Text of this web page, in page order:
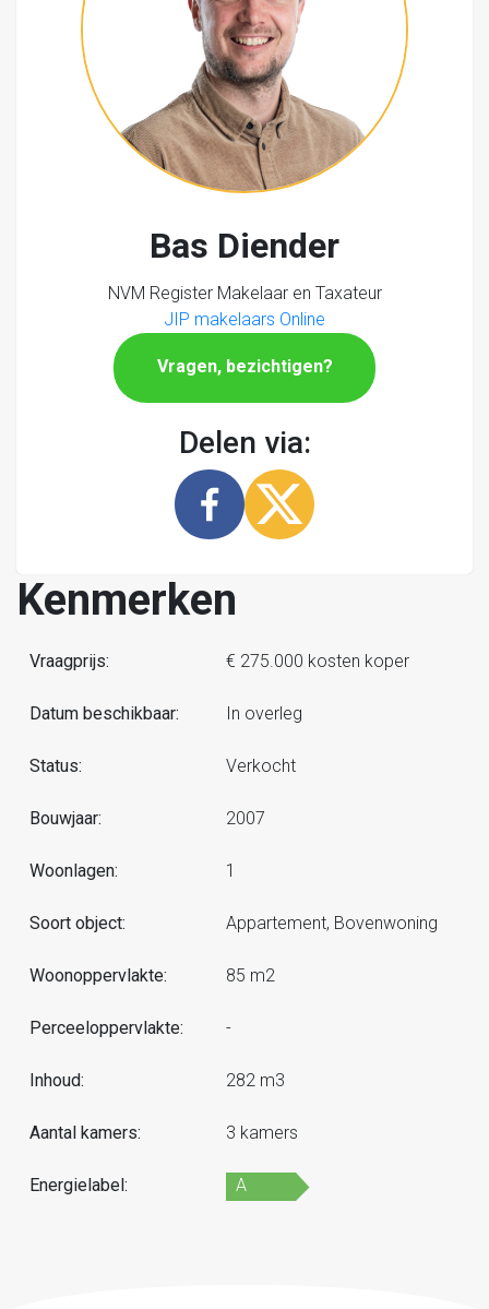
Kenmerken
Vraagprijs: € 275.000 kosten koper
Datum beschikbaar: In overleg
Status: Verkocht
Bouwjaar: 2007
Woonlagen: 1
Soort object: Appartement, Bovenwoning
Woonoppervlakte: 85 m2
Perceeloppervlakte: -
Inhoud: 282 m3
Aantal kamers: 3 kamers
Energielabel: A
Bas Diender
NVM Register Makelaar en Taxateur
JIP makelaars Online
Vragen, bezichtigen?
Delen via: